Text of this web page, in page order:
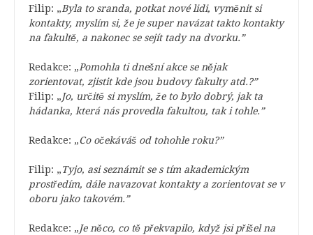
Filip: „Byla to sranda, potkat nové lidi, vyměnit si
kontakty, myslím si, že je super navázat takto kontakty
na fakultě, a nakonec se sejít tady na dvorku.”
Redakce: „Pomohla ti dnešní akce se nějak
zorientovat, zjistit kde jsou budovy fakulty atd.?”
Filip: „Jo, určitě si myslím, že to bylo dobrý, jak ta
hádanka, která nás provedla fakultou, tak i tohle.”
Redakce: „Co očekáváš od tohohle roku?”
Filip: „Tyjo, asi seznámit se s tím akademickým
prostředím, dále navazovat kontakty a zorientovat se v
oboru jako takovém.”
Redakce: „Je něco, co tě překvapilo, když jsi přišel na